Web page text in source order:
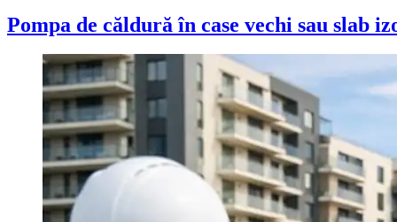
Pompa de căldură în case vechi sau slab